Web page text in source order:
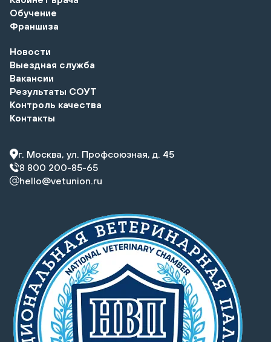
Обучение
Франшиза
Новости
Выездная служба
Вакансии
Результаты СОУТ
Контроль качества
Контакты
г. Москва, ул. Профсоюзная, д. 45
8 800 200-85-65
hello@vetunion.ru